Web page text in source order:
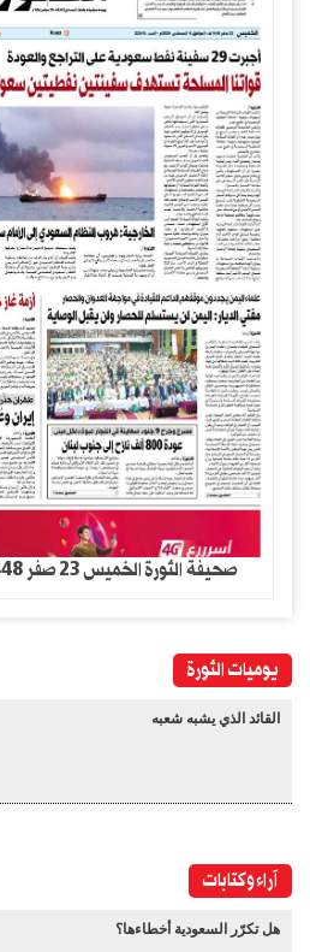
صحيفة الثورة الخميس 23 صفر 1448- 6 اغسطس 2026
يوميات الثورة
القائد الذي يشبه شعبه
آراء وكتابات
هل تكرّر السعودية أخطاءها؟